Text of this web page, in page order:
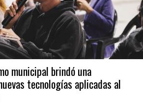
municipal brindó una
tecnologías aplicadas al